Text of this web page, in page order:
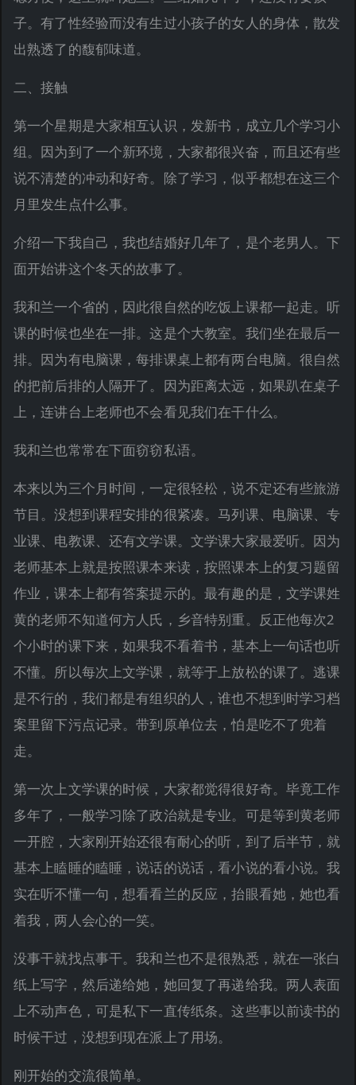
子。有了性经验而没有生过小孩子的女人的身体，散发
出熟透了的馥郁味道。
二、接触
第一个星期是大家相互认识，发新书，成立几个学习小
组。因为到了一个新环境，大家都很兴奋，而且还有些
说不清楚的冲动和好奇。除了学习，似乎都想在这三个
月里发生点什么事。
介绍一下我自己，我也结婚好几年了，是个老男人。下
面开始讲这个冬天的故事了。
我和兰一个省的，因此很自然的吃饭上课都一起走。听
课的时候也坐在一排。这是个大教室。我们坐在最后一
排。因为有电脑课，每排课桌上都有两台电脑。很自然
的把前后排的人隔开了。因为距离太远，如果趴在桌子
上，连讲台上老师也不会看见我们在干什么。
我和兰也常常在下面窃窃私语。
本来以为三个月时间，一定很轻松，说不定还有些旅游
节目。没想到课程安排的很紧凑。马列课、电脑课、专
业课、电教课、还有文学课。文学课大家最爱听。因为
老师基本上就是按照课本来读，按照课本上的复习题留
作业，课本上都有答案提示的。最有趣的是，文学课姓
黄的老师不知道何方人氏，乡音特别重。反正他每次2
个小时的课下来，如果我不看着书，基本上一句话也听
不懂。所以每次上文学课，就等于上放松的课了。逃课
是不行的，我们都是有组织的人，谁也不想到时学习档
案里留下污点记录。带到原单位去，怕是吃不了兜着
走。
第一次上文学课的时候，大家都觉得很好奇。毕竟工作
多年了，一般学习除了政治就是专业。可是等到黄老师
一开腔，大家刚开始还很有耐心的听，到了后半节，就
基本上瞌睡的瞌睡，说话的说话，看小说的看小说。我
实在听不懂一句，想看看兰的反应，抬眼看她，她也看
着我，两人会心的一笑。
没事干就找点事干。我和兰也不是很熟悉，就在一张白
纸上写字，然后递给她，她回复了再递给我。两人表面
上不动声色，可是私下一直传纸条。这些事以前读书的
时候干过，没想到现在派上了用场。
刚开始的交流很简单。